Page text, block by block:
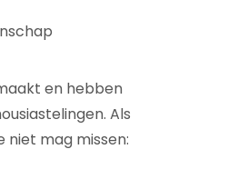
en hebben
Als
mag missen: